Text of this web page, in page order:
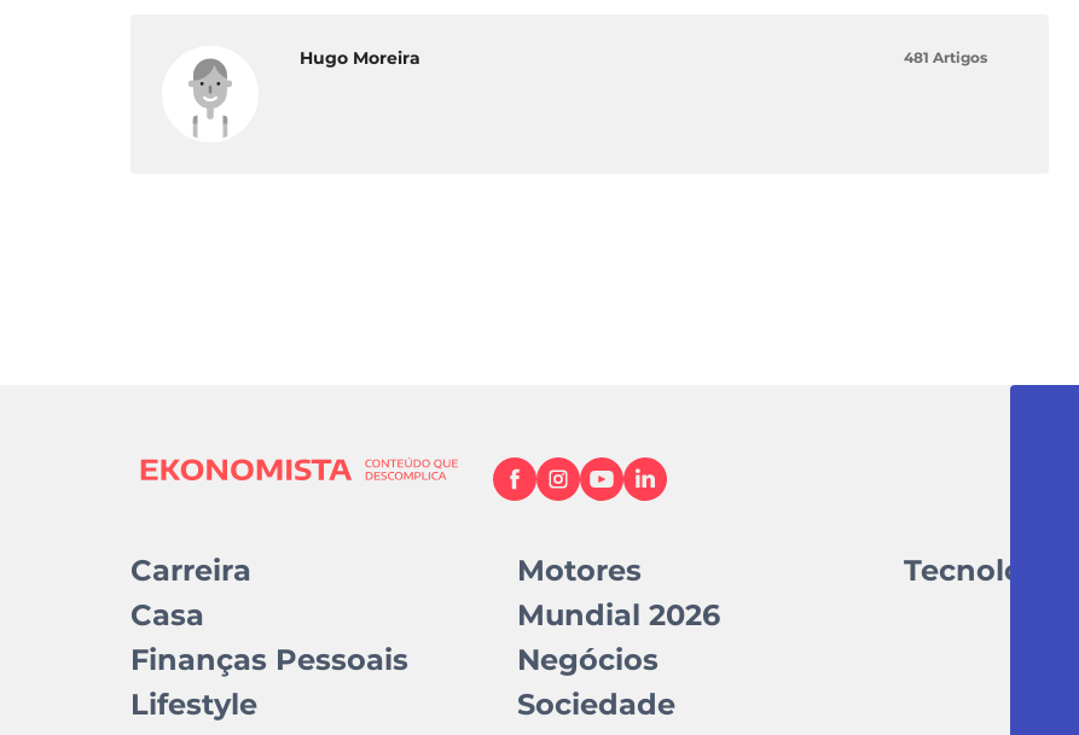
Hugo Moreira 481 Artigos
Carreira
Casa
Finanças Pessoais
Lifestyle
Motores
Mundial 2026
Negócios
Sociedade
Tecnologia